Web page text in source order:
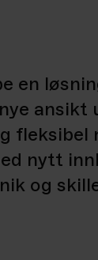
en
ansikt
fleksibel
nytt
og